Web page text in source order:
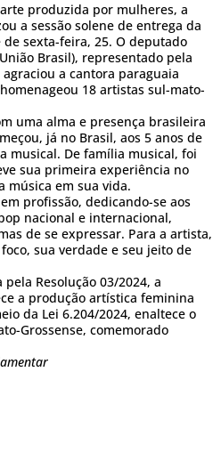
produzida por mulheres, a
a sessão solene de entrega da
sexta-feira, 25. O deputado
Brasil), representado pela
a cantora paraguaia
18 artistas sul-mato-
uma alma e presença brasileira
já no Brasil, aos 5 anos de
musical. De família musical, foi
sua primeira experiência no
música em sua vida.
profissão, dedicando-se aos
nacional e internacional,
de se expressar. Para a artista,
sua verdade e seu jeito de
Resolução 03/2024, a
a produção artística feminina
da Lei 6.204/2024, enaltece o
Grossense, comemorado